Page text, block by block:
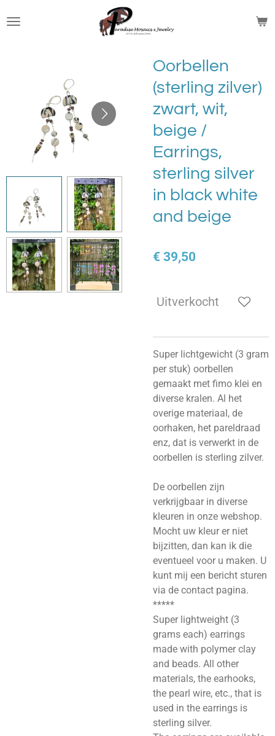
direct
Oorbellen
(sterling zilver)
zwart, wit,
beige /
Earrings,
sterling silver
in black white
and beige
€ 39,50
Uitverkocht
Super lichtgewicht (3 gram
per stuk) oorbellen
gemaakt met fimo klei en
diverse kralen. Al het
overige materiaal, de
oorhaken, het pareldraad
enz, dat is verwerkt in de
oorbellen is sterling zilver.
De oorbellen zijn
verkrijgbaar in diverse
kleuren in onze webshop.
Mocht uw kleur er niet
bijzitten, dan kan ik die
eventueel voor u maken. U
kunt mij een bericht sturen
via de contact pagina.
*****
Super lightweight (3
grams each) earrings
made with polymer clay
and beads. All other
materials, the earhooks,
the pearl wire, etc., that is
used in the earrings is
sterling silver.